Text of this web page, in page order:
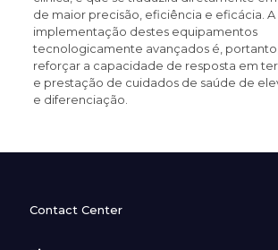
de maior precisão, eficiência e eficácia. A
implementação destes equipamentos
tecnologicamente avançados é,
reforçar a capacidade de resposta em
e prestação de cuidados de saúde de
e diferenciação.
Contact Center